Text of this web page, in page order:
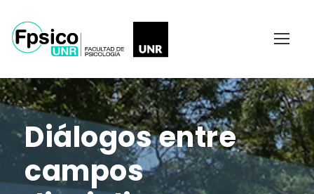
Diálogos entre
campos